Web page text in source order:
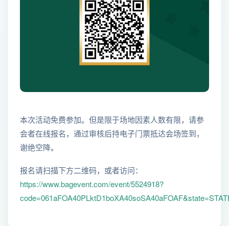
本次活动免费参加。但是限于场地因素人数有限，请参
会者在线报名，通过审核后持电子门票抵达会场签到，
谢绝空降。
报名请扫描下方二维码，或者访问：
https://www.bagevent.com/event/5524918?